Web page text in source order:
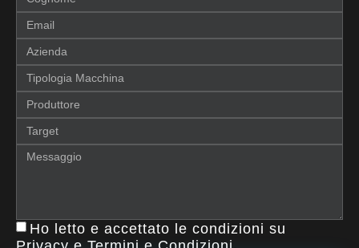
Ho letto e accettato le condizioni su